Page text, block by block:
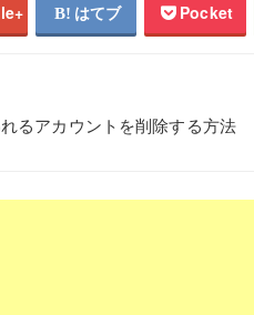
はてブ Pocket
るアカウントを削除する方法